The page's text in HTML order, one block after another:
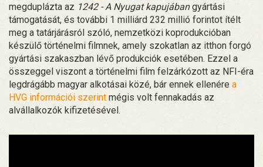
megduplázta az 1242 - A Nyugat kapujábangyártási
támogatását, és további 1 milliárd 232 millió forintot ítélt
meg a tatárjárásról szóló, nemzetközi koprodukcióban
készülő történelmi filmnek, amely szokatlan az itthon forgó
gyártási szakaszban lévő produkciók esetében. Ezzel a
összeggel viszont a történelmi film felzárkózott az NFI-éra
legdrágább magyar alkotásai közé, bár ennek ellenére a
HVG információi szerint mégis volt fennakadás az
alvállalkozók kifizetésével.